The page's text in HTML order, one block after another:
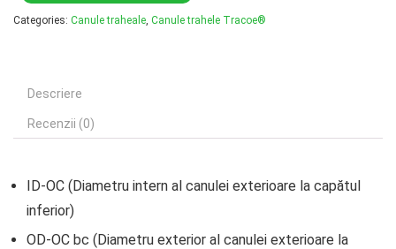
Categories: Canule traheale, Canule trahele Tracoe®
Descriere
Recenzii (0)
ID-OC (Diametru intern al canulei exterioare la capătul
inferior)
OD-OC bc (Diametru exterior al canulei exterioare la